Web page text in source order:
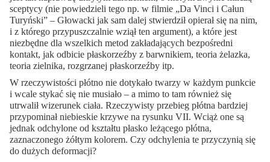
sceptycy (nie powiedzieli tego np. w filmie „Da Vinci i Całun
Turyński” – Głowacki jak sam dalej stwierdził opierał się na nim,
i z którego przypuszczalnie wziął ten argument), a które jest
niezbędne dla wszelkich metod zakładających bezpośredni
kontakt, jak odbicie płaskorzeźby z barwnikiem, teoria żelazka,
teoria zielnika, rozgrzanej płaskorzeźby itp.
W rzeczywistości płótno nie dotykało twarzy w każdym punkcie
i wcale stykać się nie musiało – a mimo to tam również się
utrwalił wizerunek ciała. Rzeczywisty przebieg płótna bardziej
przypominał niebieskie krzywe na rysunku VII. Wciąż one są
jednak odchylone od kształtu płasko leżącego płótna,
zaznaczonego żółtym kolorem. Czy odchylenia te przyczynią się
do dużych deformacji?